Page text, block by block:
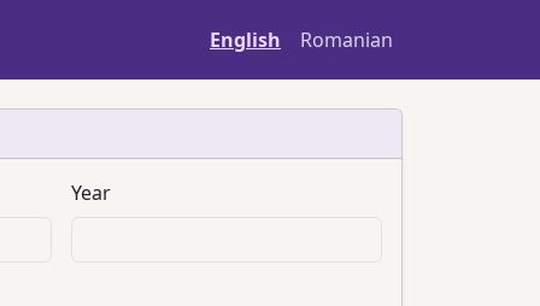
English Romanian
Year